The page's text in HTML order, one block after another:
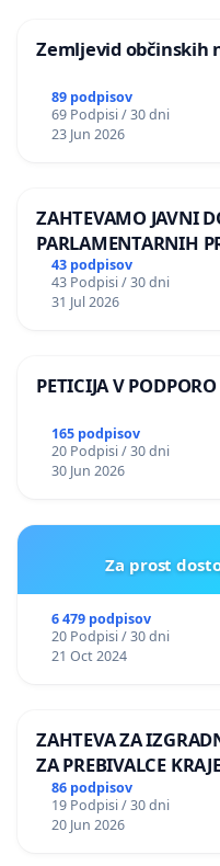
Zemljevid občinskih
89 podpisov
69 Podpisi / 30 dni
23 Jun 2026
ZAHTEVAMO JAVNI
PARLAMENTARNIH
ILEGALNI TRGOVINI
43 podpisov
43 Podpisi / 30 dni
31 Jul 2026
PETICIJA V
165 podpisov
20 Podpisi / 30 dni
30 Jun 2026
Za prost
6 479 podpisov
20 Podpisi / 30 dni
21 Oct 2024
ZAHTEVA ZA
ZA PREBIVALCE
PRESTRANEK
86 podpisov
19 Podpisi / 30 dni
20 Jun 2026